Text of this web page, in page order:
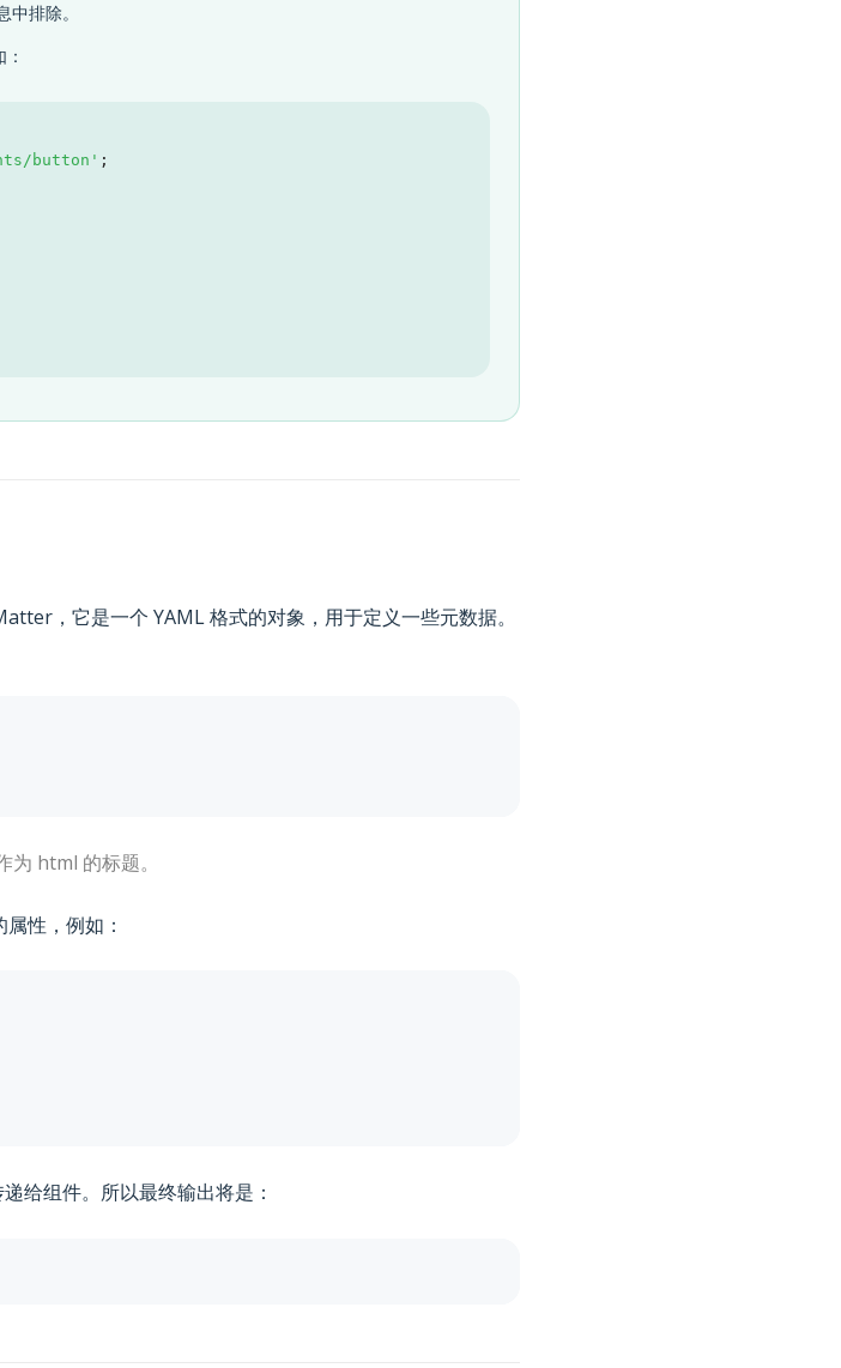
中排除。
button' ;
，它是一个 YAML 格式的对象，用于定义一些元数据。
html 的标题。
性，例如：
给组件。所以最终输出将是：